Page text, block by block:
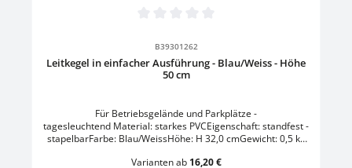
B39301262
Leitkegel in einfacher Ausführung - Blau/Weiss - Höhe
50 cm
Für Betriebsgelände und Parkplätze -
tagesleuchtend Material: starkes PVCEigenschaft: standfest -
stapelbarFarbe: Blau/WeissHöhe: H 32,0 cmGewicht: 0,5 kg
Varianten ab16,20 €